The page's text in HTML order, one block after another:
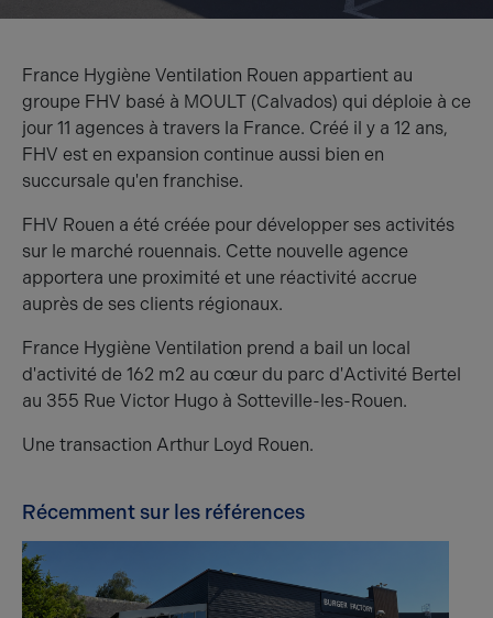
France Hygiène Ventilation Rouen appartient au
groupe FHV basé à MOULT (Calvados) qui déploie à ce
jour 11 agences à travers la France. Créé il y a 12 ans,
FHV est en expansion continue aussi bien en
succursale qu'en franchise.
FHV Rouen a été créée pour développer ses activités
sur le marché rouennais. Cette nouvelle agence
apportera une proximité et une réactivité accrue
auprès de ses clients régionaux.
France Hygiène Ventilation prend a bail un local
d'activité de 162 m2 au cœur du parc d'Activité Bertel
au 355 Rue Victor Hugo à Sotteville-les-Rouen.
Une transaction Arthur Loyd Rouen.
Récemment sur les références